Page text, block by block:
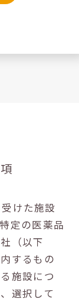
けた施設
定の医薬品
（以下
するもの
施設につ
選択して